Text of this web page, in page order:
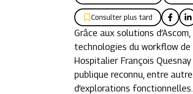
Consulter plus tard
Grâce aux solutions
technologies du workflow
Hospitalier François
publique reconnu, entre
d’explorations fonctionnelles.